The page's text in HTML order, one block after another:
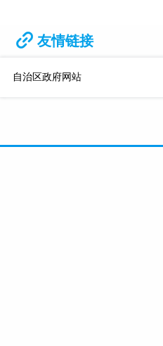
友情链接
自治区政府网站